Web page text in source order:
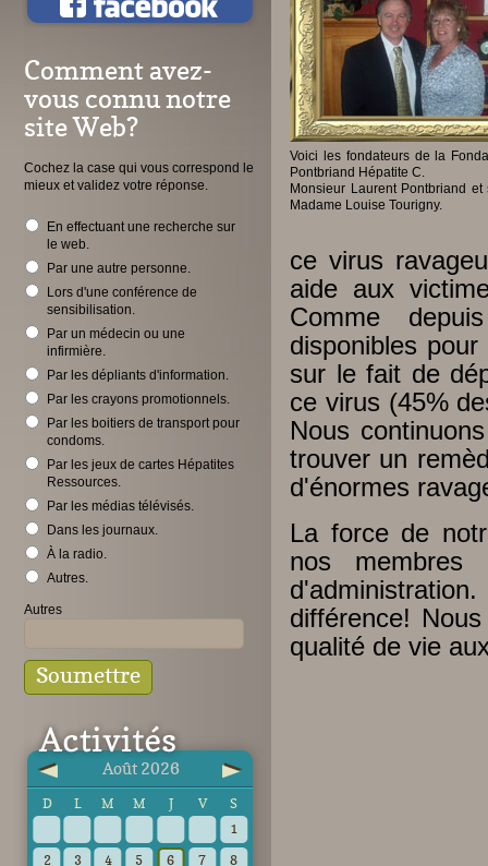
Comment avez-
vous connu notre
site Web?
Cochez la case qui vous correspond le
mieux et validez votre réponse.
En effectuant une recherche sur
le web.
Par une autre personne.
Lors d'une conférence de
sensibilisation.
Par un médecin ou une
infirmière.
Par les dépliants d'information.
Par les crayons promotionnels.
Par les boitiers de transport pour
condoms.
Par les jeux de cartes Hépatites
Ressources.
Par les médias télévisés.
Dans les journaux.
À la radio.
Autres.
Autres
Août 2026
D L M M J V
S
1
2
3 4 5 6 7
8
Voici les fondateurs de la
Pontbriand Hépatite C.
Monsieur Laurent Pontbriand et
Madame Louise Tourigny.
ce virus
aide aux
Comme
disponibles
sur le fait de
ce virus (45%
Nous
trouver un
d'énormes
La force de
nos
différence!
qualité de vie